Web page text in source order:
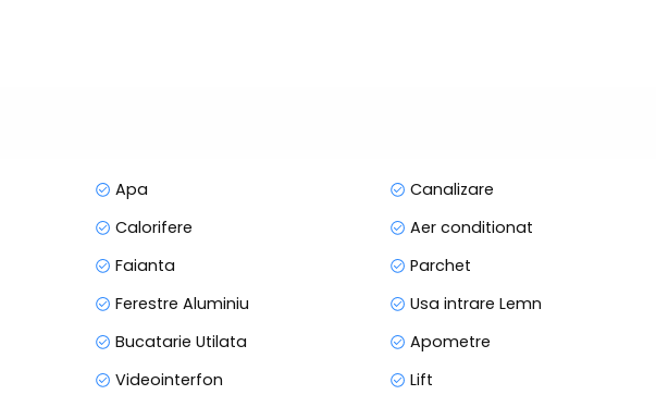
de parcare subteran, prețul acestuia fiind 50 euro pe luna.
pentru a programa o vizionare, nu ezitați să mă contactați!
Apa Canalizare
Calorifere Aer conditionat
Faianta Parchet
Ferestre Aluminiu Usa intrare Lemn
Bucatarie Utilata Apometre
Videointerfon Lift